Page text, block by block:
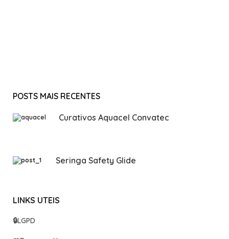
POSTS MAIS RECENTES
Curativos Aquacel Convatec
Seringa Safety Glide
LINKS UTEIS
🔒LGPD